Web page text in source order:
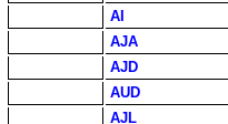
AI
AJA
AJD
AUD
AJL